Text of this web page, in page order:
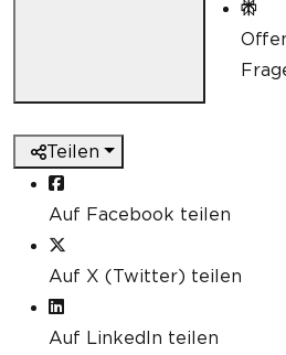
Teilen
Auf Facebook teilen
Auf X (Twitter) teilen
Auf LinkedIn teilen